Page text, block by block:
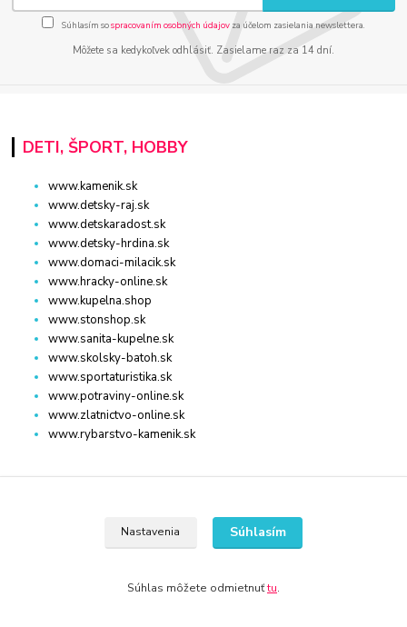
Súhlasím sospracovaním osobných údajov za účelom zasielania newslettera.
Môžete sa kedykoľvek odhlásiť. Zasielame raz za 14 dní.
DETI, ŠPORT, HOBBY
www.kamenik.sk
www.detsky-raj.sk
www.detskaradost.sk
www.detsky-hrdina.sk
www.domaci-milacik.sk
www.hracky-online.sk
www.kupelna.shop
www.stonshop.sk
www.sanita-kupelne.sk
www.skolsky-batoh.sk
www.sportaturistika.sk
www.potraviny-online.sk
www.zlatnictvo-online.sk
www.rybarstvo-kamenik.sk
www.dm-drogeria.sk
www.topvypredaj.sk
Nastavenia Súhlasím
Súhlas môžete odmietnuťtu.